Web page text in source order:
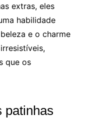
extras, eles
habilidade
e o charme
que os
patinhas